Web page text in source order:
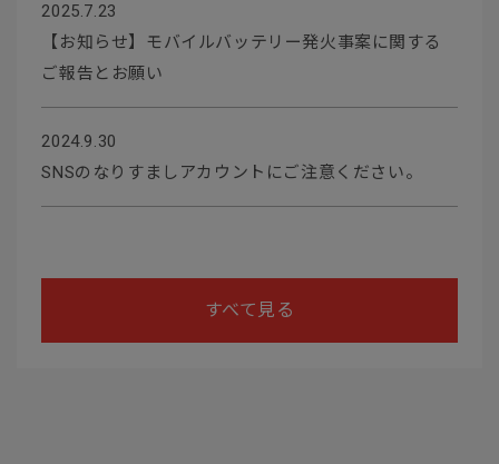
2025.7.23
【お知らせ】モバイルバッテリー発火事案に関する
ご報告とお願い
2024.9.30
SNSのなりすましアカウントにご注意ください。
すべて見る